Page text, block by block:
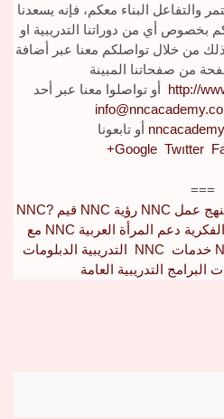
والتفاعل البناء معكم، فإنه يسعدنا
بخصوص أي من دوراتنا التدريبية او
من خلال تواصلكم معنا عبر أضافة
من صفحاتنا المبينة
http:// أو تواصلوا معنا عبر أحد
أو تابعونا
Twıtter
Google
+
===
NNC? قيم NNC رؤية NNC عمل
مع NNC دعم المرأة العربية
NNC خدمات التدريبية الدبلومات
البرامج التدريبية العامة